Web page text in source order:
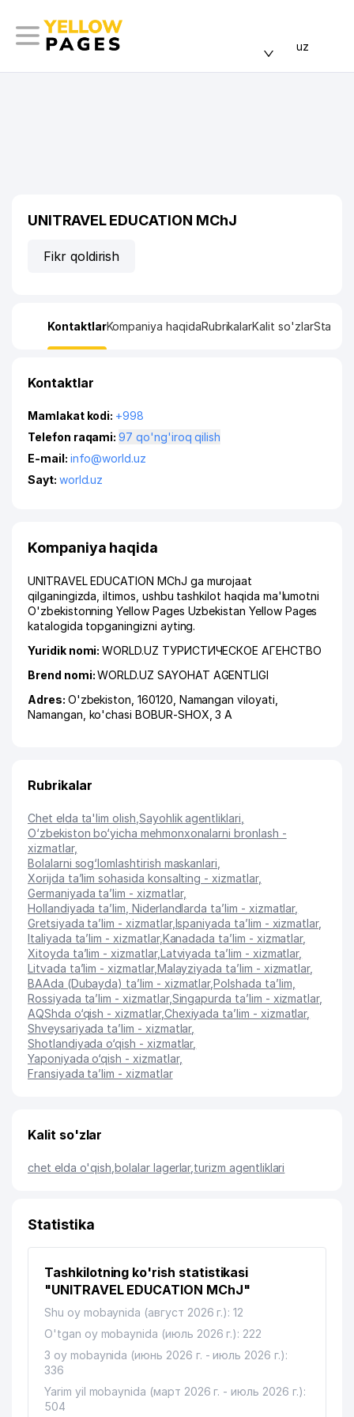
uz
UNITRAVEL EDUCATION MChJ
Fikr qoldirish
KontaktlarKompaniya haqidaRubrikalarKalit so'zlar
Kontaktlar
Mamlakat kodi: +998
Telefon raqami:
97 qo'ng'iroq qilish
E-mail: info@world.uz
Sayt: world.uz
Kompaniya haqida
UNITRAVEL EDUCATION MChJ ga murojaat
qilganingizda, iltimos, ushbu tashkilot haqida ma'lumotni
O'zbekistonning Yellow Pages Uzbekistan Yellow Pages
katalogida topganingizni ayting.
Yuridik nomi:WORLD.UZ ТУРИСТИЧЕСКОЕ АГЕНСТВО
Brend nomi:WORLD.UZ SAYOHAT AGENTLIGI
Adres: O'zbekiston, 160120, Namangan viloyati
Namangan ko'chasi BOBUR-SHOX , 3 A
Rubrikalar
Chet elda ta'lim olish Sayohlik agentliklari
O‘zbekiston bo‘yicha mehmonxonalarni bronlash -
xizmatlar,
Bolalarni sog‘lomlashtirish maskanlari
Xorijda ta’lim sohasida konsalting - xizmatlar,
Germaniyada ta’lim - xizmatlar,
Hollandiyada ta’lim, Niderlandlarda ta’lim - xizmatlar,
Gretsiyada ta’lim - xizmatlar,Ispaniyada ta’lim - xizmatlar,
Italiyada ta’lim - xizmatlar,Kanadada ta’lim - xizmatlar,
Xitoyda ta’lim - xizmatlar,Latviyada ta’lim - xizmatlar,
Litvada ta’lim - xizmatlar,Malayziyada ta’lim - xizmatlar,
BAAda (Dubayda) ta’lim - xizmatlar,Polshada ta’lim
Rossiyada ta’lim - xizmatlar, Singapurda ta’lim - xizmatlar,
AQShda o‘qish - xizmatlar,Chexiyada ta’lim - xizmatlar,
Shveysariyada ta’lim - xizmatlar,
Shotlandiyada o‘qish - xizmatlar,
Yaponiyada o‘qish - xizmatlar,
Fransiyada ta’lim - xizmatlar
Kalit so'zlar
chet elda o'qish ,bolalar lagerlar, turizm agentliklari
Statistika
Tashkilotning ko'rish statistikasi
"UNITRAVEL EDUCATION MChJ"
Shu oy mobaynida (август 2026 г.): 12
O'tgan oy mobaynida (июль 2026 г.): 222
3 oy mobaynida (июнь 2026 г. - июль 2026 г.):
336
Yarim yil mobaynida (март 2026 г. - июль 2026 г.):
504